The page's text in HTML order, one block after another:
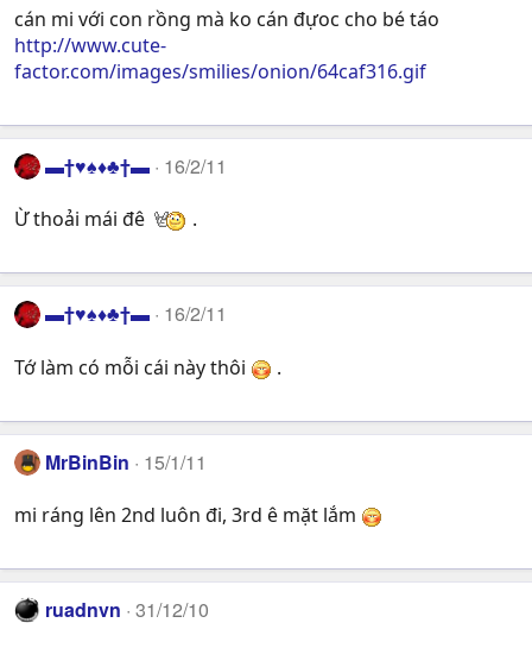
cán mi với con rồng mà ko cán đựoc cho bé táo
http://www.cute-
factor.com/images/smilies/onion/64caf316.gif
▬†♥♠♦♣†▬ 16/2/11
Ừ thoải mái đê .
▬†♥♠♦♣†▬ 16/2/11
Tớ làm có mỗi cái này thôi .
MrBinBin 15/1/11
mi ráng lên 2nd luôn đi, 3rd ê mặt lắm
ruadnvn 31/12/10